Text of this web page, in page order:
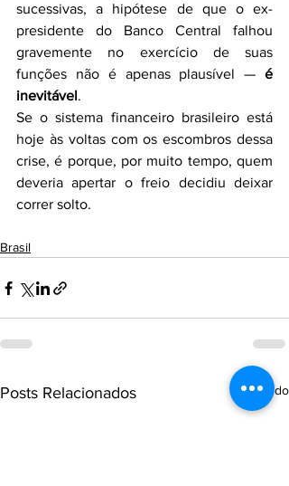
sucessivas, a hipótese de que o ex-
presidente do Banco Central falhou
gravemente no exercício de suas
funções não é apenas plausível — é
inevitável.
Se o sistema financeiro brasileiro está
hoje às voltas com os escombros dessa
crise, é porque, por muito tempo, quem
deveria apertar o freio decidiu deixar
correr solto.
Brasil
Posts Relacionados Ver tudo